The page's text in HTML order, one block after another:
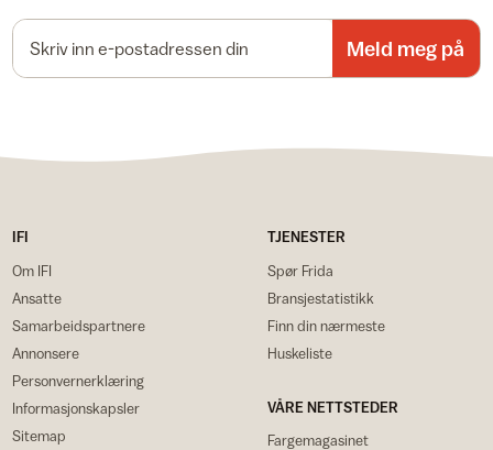
Meld meg på
IFI
Om IFI
Ansatte
Samarbeidspartnere
Annonsere
Personvernerklæring
Informasjonskapsler
Sitemap
TJENESTER
Spør Frida
Bransjestatistikk
Finn din nærmeste
Huskeliste
VÅRE NETTSTEDER
Fargemagasinet